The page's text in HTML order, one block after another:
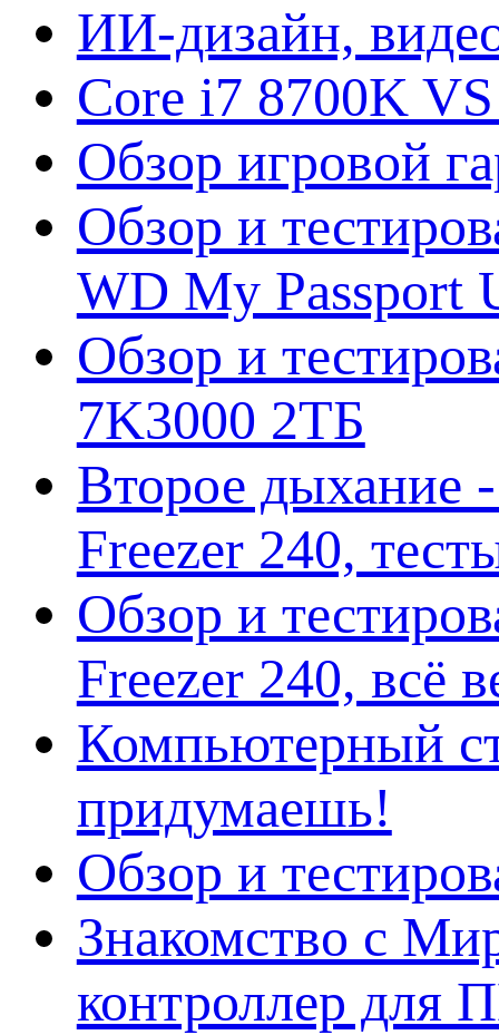
ИИ-дизайн,
Core i7 8700K
Обзор игровой
Обзор и
WD My Passport
Обзор и
7K3000 2ТБ
Второе дыхание
Freezer 240,
Обзор и
Freezer 240, всё
Компьютерный
придумаешь!
Обзор и
Знакомство с
контроллер для